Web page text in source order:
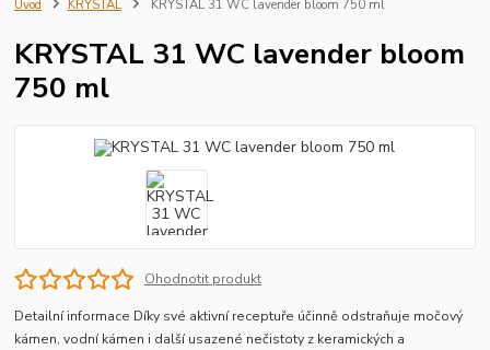
Úvod KRYSTAL KRYSTAL 31 WC lavender bloom 750 ml
KRYSTAL 31 WC lavender bloom
750 ml
Ohodnotit produkt
Detailní informace Díky své aktivní receptuře účinně odstraňuje močový
kámen, vodní kámen i další usazené nečistoty z keramických a